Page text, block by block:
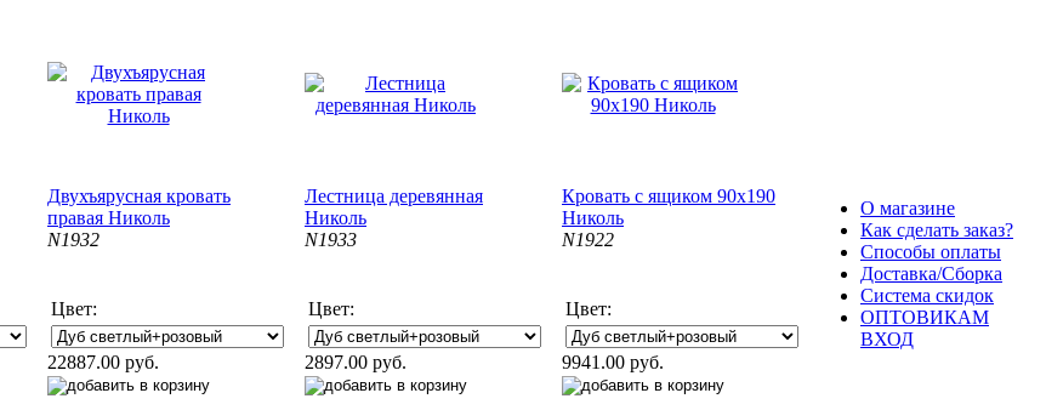
Двухъярусная кровать
правая Николь
N1932
Цвет:
22887.00 руб.
Лестница деревянная
Николь
N1933
Цвет:
2897.00 руб.
Кровать с ящиком 90х190
Николь
N1922
Цвет:
9941.00 руб.
О магазине
Как сделать заказ?
Способы оплаты
Доставка/Сборка
Система скидок
ОПТОВИКАМ
ВХОД